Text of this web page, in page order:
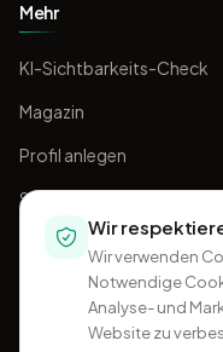
Mehr
KI-Sichtbarkeits-Check
Magazin
Profil anlegen
Sponsoring
Wir
Wir verwenden
Notwendige
Analyse- und
Website zu